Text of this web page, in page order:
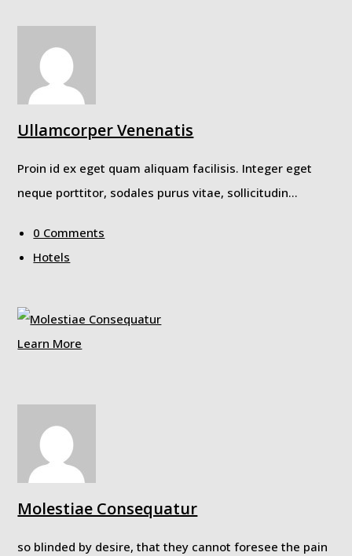
Ullamcorper Venenatis
Proin id ex eget quam aliquam facilisis. Integer eget
neque porttitor, sodales purus vitae, sollicitudin…
0 Comments
Hotels
Learn More
Molestiae Consequatur
so blinded by desire, that they cannot foresee the pain